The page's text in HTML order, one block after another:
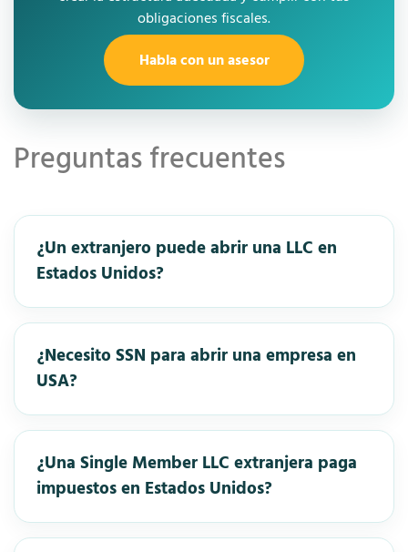
obligaciones fiscales.
Habla con un asesor
Preguntas frecuentes
¿Un extranjero puede abrir una LLC en
Estados Unidos?
¿Necesito SSN para abrir una empresa en
USA?
¿Una Single Member LLC extranjera paga
impuestos en Estados Unidos?